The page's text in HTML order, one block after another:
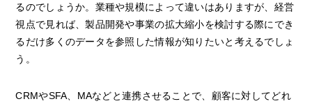
るのでしょうか。業種や規模によって違いはありますが、経営
視点で見れば、製品開発や事業の拡大縮小を検討する際にでき
るだけ多くのデータを参照した情報が知りたいと考えるでしょ
う。
CRMやSFA、MAなどと連携させることで、顧客に対してどれ